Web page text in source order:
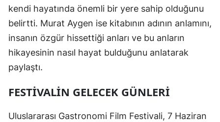
kendi hayatında önemli bir yere sahip olduğunu
belirtti. Murat Aygen ise kitabının adının anlamını,
insanın özgür hissettiği anları ve bu anların
hikayesinin nasıl hayat bulduğunu anlatarak
paylaştı.
FESTIVALIN GELECEK GÜNLERI
Uluslararası Gastronomi Film Festivali, 7 Haziran